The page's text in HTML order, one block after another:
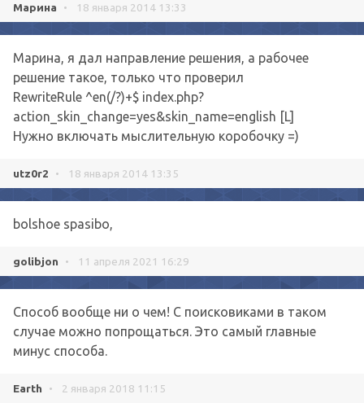
Марина • 18 января 2014 13:33
Марина, я дал направление решения, а рабочее
решение такое, только что проверил
RewriteRule ^en(/?)+$ index.php?
action_skin_change=yes&skin_name=english [L]
Нужно включать мыслительную коробочку =)
utz0r2 • 18 января 2014 13:35
bolshoe spasibo,
golibjon • 11 апреля 2021 16:29
Способ вообще ни о чем! С поисковиками в таком
случае можно попрощаться. Это самый главные
минус способа.
Earth • 2 января 2018 11:15